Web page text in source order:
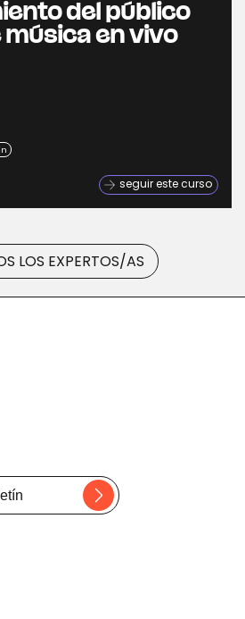
del público
música en vivo
seguir este curso
LOS EXPERTOS/AS